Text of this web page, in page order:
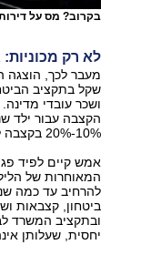
בקרוב? מס על
לא רק מכוניות:
שקל בתקציב
ושכר עובדי
הקצבה עבור ילד
10%-20% בקצבה לילד ראשון.
אמש קיים לפיד
המאוחרות של
ביטחון, קצבאות
ובתקציב המשרד
יחסית, שעלותן אינה גבוהה מ-300